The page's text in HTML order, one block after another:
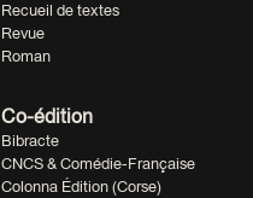
Recueil de textes
Revue
Roman
Co-édition
Bibracte
CNCS & Comédie-Française
Colonna Édition (Corse)